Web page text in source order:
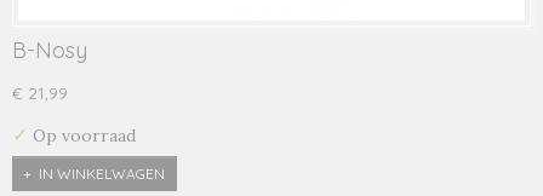
B-Nosy
€ 21,99
✓ Op voorraad
IN WINKELWAGEN